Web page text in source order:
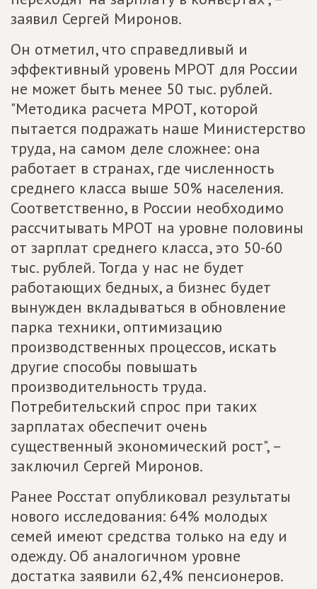
заявил Сергей Миронов.
Он отметил, что справедливый и
эффективный уровень МРОТ для России
не может быть менее 50 тыс. рублей.
"Методика расчета МРОТ, которой
пытается подражать наше Министерство
труда, на самом деле сложнее: она
работает в странах, где численность
среднего класса выше 50% населения.
Соответственно, в России необходимо
рассчитывать МРОТ на уровне половины
от зарплат среднего класса, это 50-60
тыс. рублей. Тогда у нас не будет
работающих бедных, а бизнес будет
вынужден вкладываться в обновление
парка техники, оптимизацию
производственных процессов, искать
другие способы повышать
производительность труда.
Потребительский спрос при таких
зарплатах обеспечит очень
существенный экономический рост", –
заключил Сергей Миронов.
Ранее Росстат опубликовал результаты
нового исследования: 64% молодых
семей имеют средства только на еду и
одежду. Об аналогичном уровне
достатка заявили 62,4% пенсионеров.